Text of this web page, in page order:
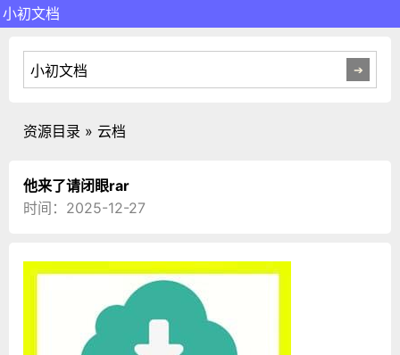
小初文档
资源目录 » 云档
他来了请闭眼rar
时间：2025-12-27